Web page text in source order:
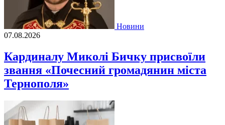
Новини
07.08.2026
Кардиналу Миколі Бичку присвоїли
звання «Почесний громадянин міста
Тернополя»